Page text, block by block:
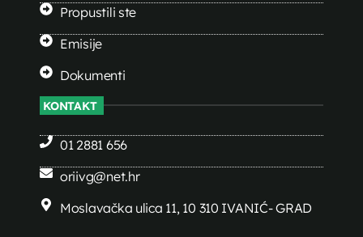
Propustili ste
Emisije
Dokumenti
KONTAKT
01 2881 656
oriivg@net.hr
Moslavačka ulica 11, 10 310 IVANIĆ- GRAD